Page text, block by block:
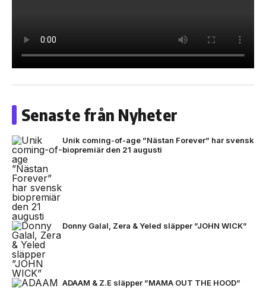
Senaste från Nyheter
Unik coming-of-age ”Nästan Forever” har svensk
biopremiär den 21 augusti
Donny Galal, Zera & Yeled släpper ”JOHN WICK”
ADAAM & Z.E släpper ”MAMA OUT THE HOOD”